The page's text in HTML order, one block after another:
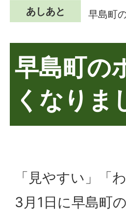
あしあと 早島町
早島町の
くなりま
「見やすい」「
3月1日に早島町